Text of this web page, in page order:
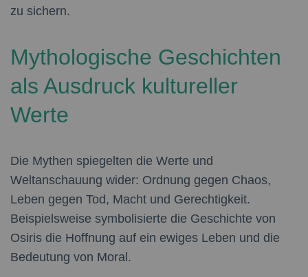
zu sichern.
Mythologische Geschichten
als Ausdruck kultureller
Werte
Die Mythen spiegelten die Werte und
Weltanschauung wider: Ordnung gegen Chaos,
Leben gegen Tod, Macht und Gerechtigkeit.
Beispielsweise symbolisierte die Geschichte von
Osiris die Hoffnung auf ein ewiges Leben und die
Bedeutung von Moral.